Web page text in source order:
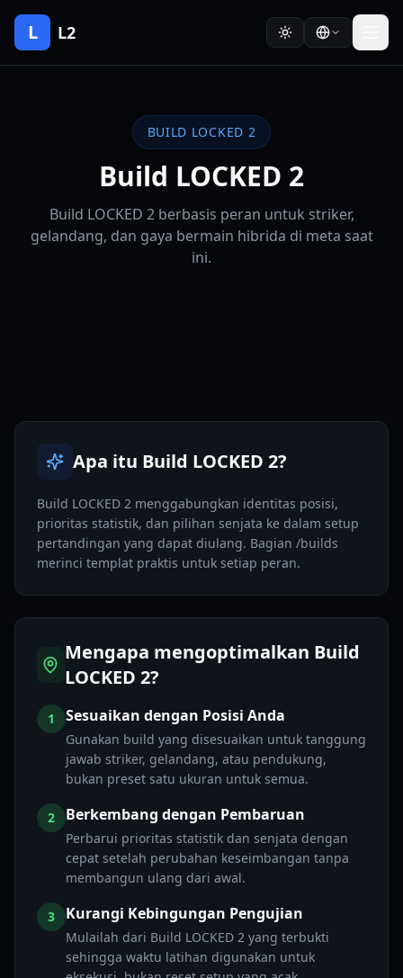
L L2
BUILD LOCKED 2
Build LOCKED 2
Build LOCKED 2 berbasis peran untuk striker,
gelandang, dan gaya bermain hibrida di meta saat
ini.
Apa itu Build LOCKED 2?
Build LOCKED 2 menggabungkan identitas posisi,
prioritas statistik, dan pilihan senjata ke dalam setup
pertandingan yang dapat diulang. Bagian /builds
merinci templat praktis untuk setiap peran.
Mengapa mengoptimalkan Build
LOCKED 2?
1 Sesuaikan dengan Posisi Anda
Gunakan build yang disesuaikan untuk tanggung
jawab striker, gelandang, atau pendukung,
bukan preset satu ukuran untuk semua.
2 Berkembang dengan Pembaruan
Perbarui prioritas statistik dan senjata dengan
cepat setelah perubahan keseimbangan tanpa
membangun ulang dari awal.
3 Kurangi Kebingungan Pengujian
Mulailah dari Build LOCKED 2 yang terbukti
sehingga waktu latihan digunakan untuk